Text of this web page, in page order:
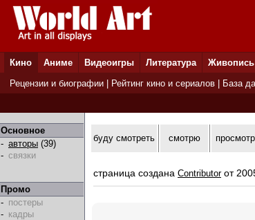
Кино Аниме Видеоигры Литература Живопись
Рецензии и биографии
Рейтинг кино и сериалов База
Основное
- авторы (39)
- связки
Промо
- постеры
- кадры
буду смотреть смотрю
страница создана Contributorот